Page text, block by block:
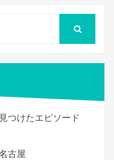
つけたエピソード
古屋